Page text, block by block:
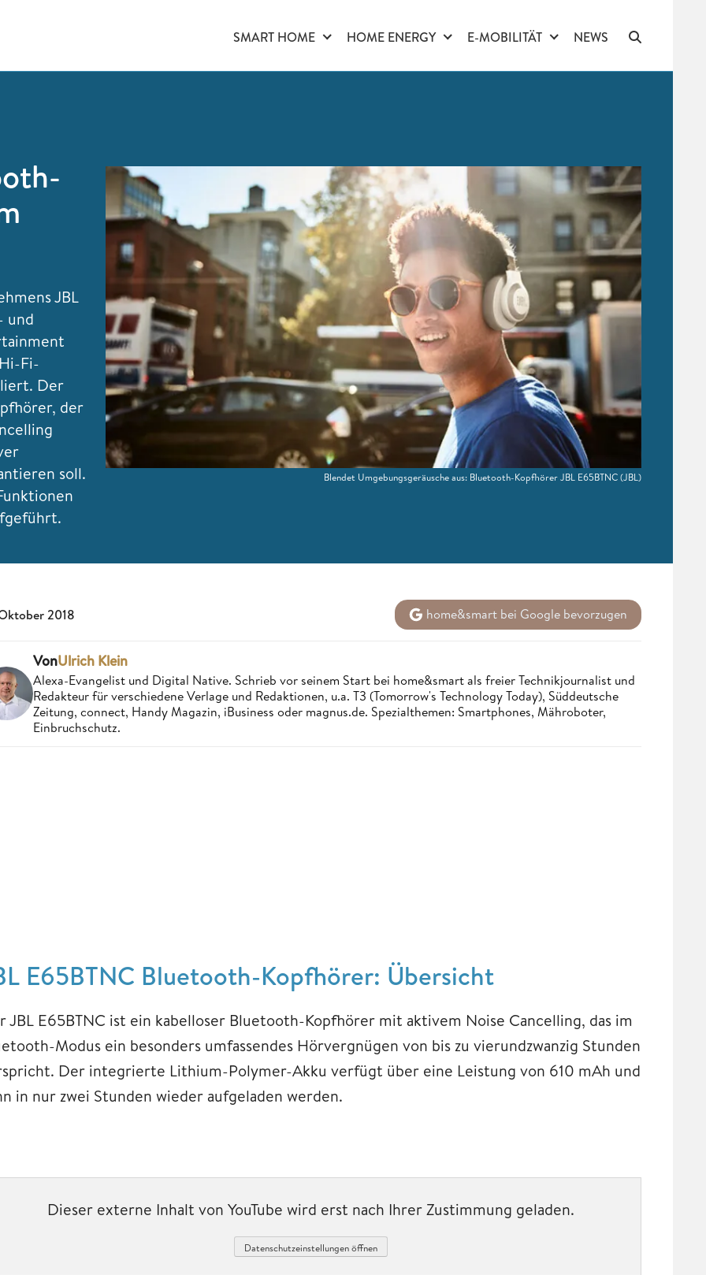
SMART HOME HOME ENERGY E-MOBILITÄT NEWS
JBL
und
Fi-
Der
der
soll.
Blendet Umgebungsgeräusche aus: Bluetooth-Kopfhörer JBL E65BTNC(JBL)
2018 home&smart bei Google bevorzugen
VonUlrich Klein
Alexa-Evangelist und Digital Native. Schrieb vor seinem Start bei home&smart als freier Technikjournalist und
Redakteur für verschiedene Verlage und Redaktionen, u.a. T3 (Tomorrow's Technology Today), Süddeutsche
Zeitung, connect, Handy Magazin, iBusiness oder magnus.de. Spezialthemen: Smartphones, Mähroboter,
Einbruchschutz.
E65BTNC Bluetooth-Kopfhörer: Übersicht
JBL E65BTNC ist ein kabelloser Bluetooth-Kopfhörer mit aktivem Noise Cancelling, das im
Modus ein besonders umfassendes Hörvergnügen von bis zu vierundzwanzig Stunden
Der integrierte Lithium-Polymer-Akku verfügt über eine Leistung von 610 mAh und
in nur zwei Stunden wieder aufgeladen werden.
Dieser externe Inhalt von YouTube wird erst nach Ihrer Zustimmung geladen.
Datenschutzeinstellungen öffnen